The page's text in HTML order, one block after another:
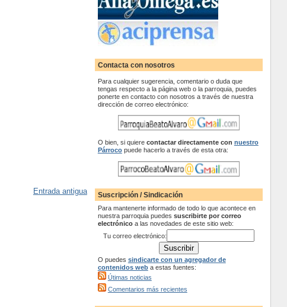
Entrada antigua
Contacta con nosotros
Para cualquier sugerencia, comentario o duda que
tengas respecto a la página web o la parroquia, puedes
ponerte en contacto con nosotros a través de nuestra
dirección de correo electrónico:
O bien, si quiere contactar directamente con nuestro
Párrocopuede hacerlo a través de esta otra:
Suscripción / Sindicación
Para mantenerte informado de todo lo que acontece en
nuestra parroquia puedes suscribirte por correo
electrónicoa las novedades de este sitio web:
Tu correo electrónico:
O puedes sindicarte con un agregador de
contenidos weba estas fuentes:
Útimas noticias
Comentarios más recientes